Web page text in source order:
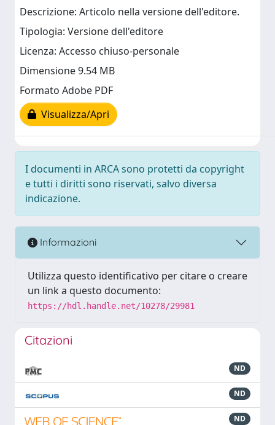
Descrizione: Articolo nella versione dell'editore.
Tipologia: Versione dell'editore
Licenza: Accesso chiuso-personale
Dimensione 9.54 MB
Formato Adobe PDF
Visualizza/Apri
I documenti in ARCA sono protetti da copyright
e tutti i diritti sono riservati, salvo diversa
indicazione.
Informazioni
Utilizza questo identificativo per citare o creare
un link a questo documento:
https://hdl.handle.net/10278/29981
Citazioni
ND
ND
ND